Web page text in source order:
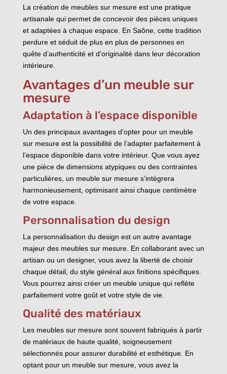
La création de meubles sur mesure est une pratique
artisanale qui permet de concevoir des pièces uniques
et adaptées à chaque espace. En Saône, cette tradition
perdure et séduit de plus en plus de personnes en
quête d’authenticité et d’originalité dans leur décoration
intérieure.
Avantages d’un meuble sur
mesure
Adaptation à l’espace disponible
Un des principaux avantages d’opter pour un meuble
sur mesure est la possibilité de l’adapter parfaitement à
l’espace disponible dans votre intérieur. Que vous ayez
une pièce de dimensions atypiques ou des contraintes
particulières, un meuble sur mesure s’intègrera
harmonieusement, optimisant ainsi chaque centimètre
de votre espace.
Personnalisation du design
La personnalisation du design est un autre avantage
majeur des meubles sur mesure. En collaborant avec un
artisan ou un designer, vous avez la liberté de choisir
chaque détail, du style général aux finitions spécifiques.
Vous pourrez ainsi créer un meuble unique qui reflète
parfaitement votre goût et votre style de vie.
Qualité des matériaux
Les meubles sur mesure sont souvent fabriqués à partir
de matériaux de haute qualité, soigneusement
sélectionnés pour assurer durabilité et esthétique. En
optant pour un meuble sur mesure, vous avez la